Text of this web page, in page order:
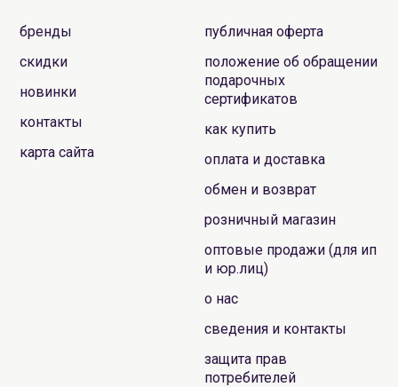
бренды
скидки
новинки
контакты
карта сайта
публичная оферта
положение об обращении
подарочных
сертификатов
как купить
оплата и доставка
обмен и возврат
розничный магазин
оптовые продажи (для ип
и юр.лиц)
о нас
сведения и контакты
защита прав
потребителей